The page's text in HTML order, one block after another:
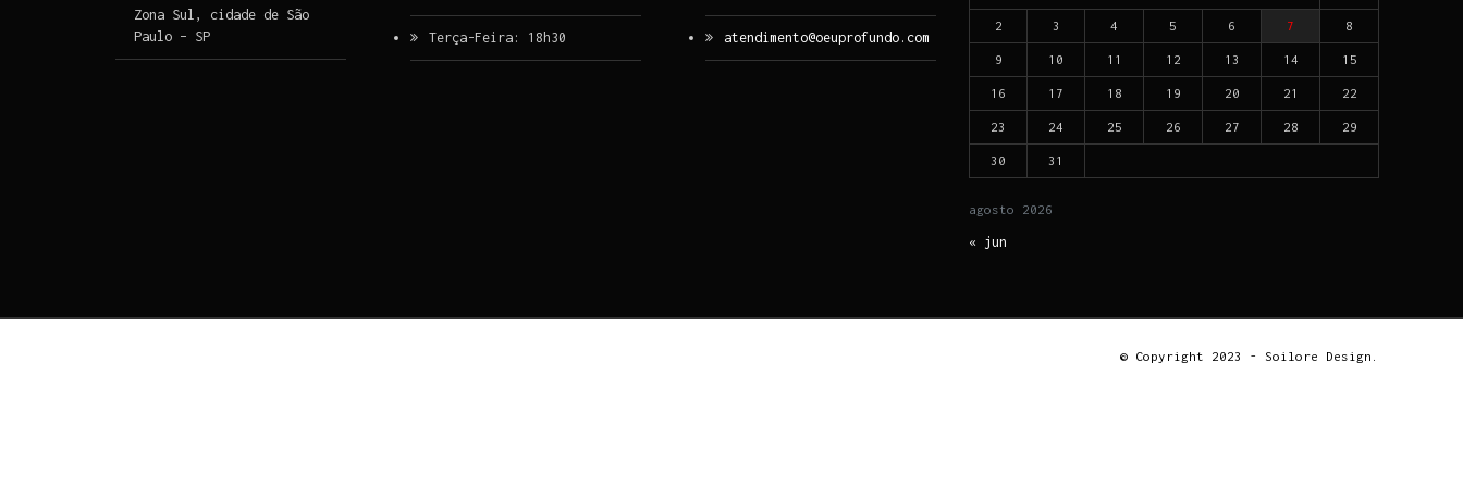
Zona Sul, cidade de São
Paulo – SP
Terça-Feira: 18h30 atendimento@oeuprofundo.com
agosto 2026
2 3 4 5 6 7 8
9 10 11 12 13 14 15
16 17 18 19 20 21 22
23 24 25 26 27 28 29
30 31
« jun
© Copyright 2023 - Soilore Design.